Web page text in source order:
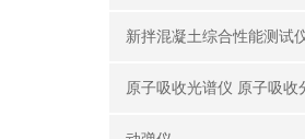
新拌混凝土综合性能测试